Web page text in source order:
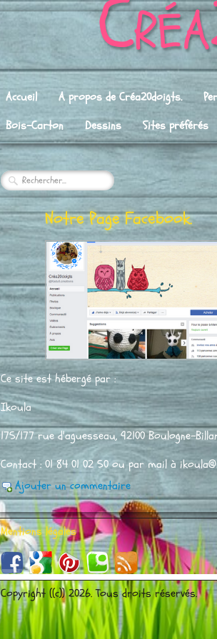
Créa
Accueil A propos de Créa20doigts.
Bois-Carton
Dessins Sites préférés
Notre Page Facebook.
Ce site est hébergé par :
Ikoula
175/177 rue d'aguesseau, 92100 Boulogne-
Contact : 01 84 01 02 50 ou par mail à
Ajouter un commentaire
Mentions légales
Copyright ((c)) 2026. Tous droits réservés.